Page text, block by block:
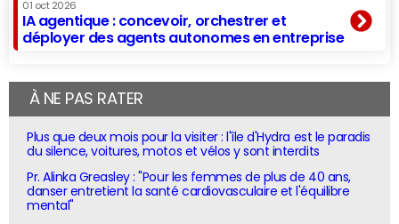
01 oct 2026
IA agentique : concevoir, orchestrer et
déployer des agents autonomes en entreprise
À NE PAS RATER
Plus que deux mois pour la visiter : l'île d'Hydra est le paradis
du silence, voitures, motos et vélos y sont interdits
Pr. Alinka Greasley : "Pour les femmes de plus de 40 ans,
danser entretient la santé cardiovasculaire et l'équilibre
mental"